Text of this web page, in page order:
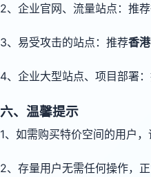
2、企业官网、流量站点：推荐
3、易受攻击的站点：推荐香
4、企业大型站点、项目部署
六、温馨提示
1、如需购买特价空间的用户
2、存量用户无需任何操作，